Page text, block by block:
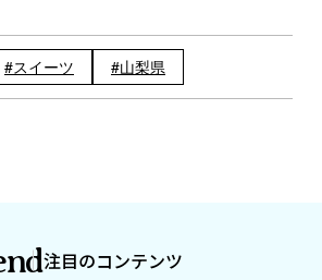
スイーツ 山梨県
注目のコンテンツ